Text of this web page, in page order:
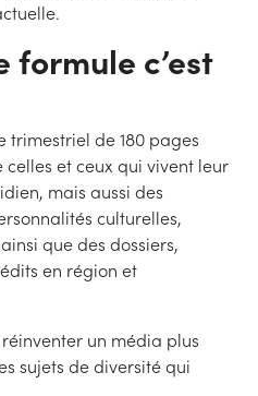
formule c’est
trimestriel de 180 pages
et ceux qui vivent leur
mais aussi des
culturelles,
que des dossiers,
en région et
un média plus
sujets de diversité qui